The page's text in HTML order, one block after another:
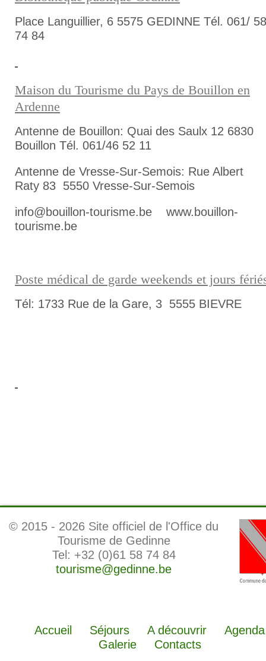
Place Languillier, 6 5575 GEDINNE Tél. 061/ 58
74 84
Maison du Tourisme du Pays de Bouillon en
Ardenne
Antenne de Bouillon: Quai des Saulx 12 6830
Bouillon Tél. 061/46 52 11
Antenne de Vresse-Sur-Semois: Rue Albert
Raty 83 5550 Vresse-Sur-Semois
info@bouillon-tourisme.be www.bouillon-
tourisme.be
Poste médical de garde weekends et jours
Tél: 1733 Rue de la Gare, 3 5555 BIEVRE
© 2015 - 2026 Site officiel de l'Office du
Tourisme de Gedinne
Tel: +32 (0)61 58 74 84
tourisme@gedinne.be
Accueil Séjours A découvrir
Agenda
Galerie
Contacts